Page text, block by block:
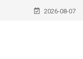
2026-08-07